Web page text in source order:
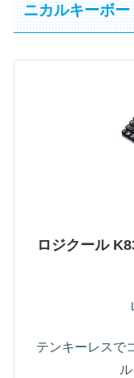
ニカルキーボ
ロジクール
テンキーレスで